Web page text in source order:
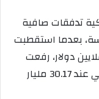
تدفقات صافية
بعدما استقطبت
أغسطس تدفقات صافية بـ 307 ملايين دولار، رفعت
حينها الأصول المدارة إلى مستوى قياسي عند 30.17 مليار